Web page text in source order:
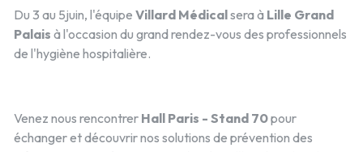
Du 3 au 5juin, l'équipe Villard Médicalsera à Lille Grand
Palais à l'occasion du grand rendez-vous des professionnels
de l'hygiène hospitalière.
Venez nous rencontrer Hall Paris - Stand 70pour
échanger et découvrir nos solutions de prévention des